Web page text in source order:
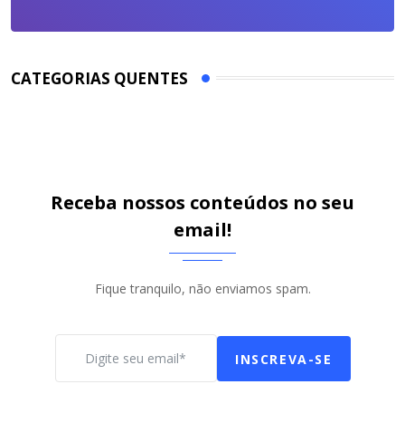
CATEGORIAS QUENTES
Receba nossos conteúdos no seu
email!
Fique tranquilo, não enviamos spam.
INSCREVA-SE